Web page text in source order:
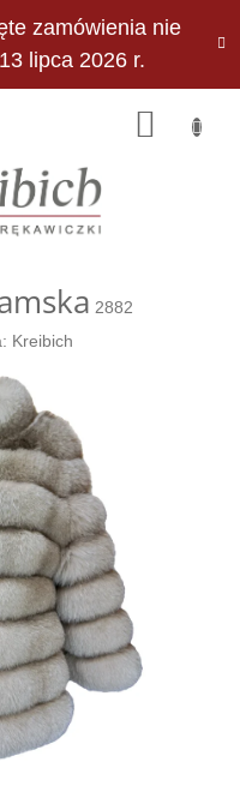
zamówienia nie
lipca 2026 r.
2882
Kreibich